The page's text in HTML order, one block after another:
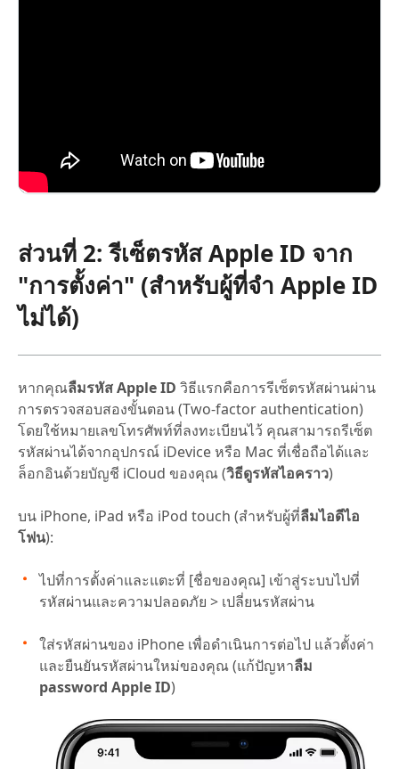
ส่วนที่ 2: รีเซ็ตรหัส Apple ID จาก
"การตั้งค่า" (สำหรับผู้ที่จํา Apple ID
ไม่ได้)
หากคุณลืมรหัส Apple ID วิธีแรกคือการรีเซ็ตรหัสผ่านผ่าน
การตรวจสอบสองขั้นตอน (Two-factor authentication)
โดยใช้หมายเลขโทรศัพท์ที่ลงทะเบียนไว้ คุณสามารถรีเซ็ต
รหัสผ่านได้จากอุปกรณ์ iDevice หรือ Mac ที่เชื่อถือได้และ
ล็อกอินด้วยบัญชี iCloud ของคุณ (วิธีดูรหัสไอคราว)
บน iPhone, iPad หรือ iPod touch (สำหรับผู้ที่ลืมไอดีไอ
โฟน):
ไปที่การตั้งค่าและแตะที่ [ชื่อของคุณ] เข้าสู่ระบบไปที่
รหัสผ่านและความปลอดภัย > เปลี่ยนรหัสผ่าน
ใส่รหัสผ่านของ iPhone เพื่อดำเนินการต่อไป แล้วตั้งค่า
และยืนยันรหัสผ่านใหม่ของคุณ (แก้ปัญหาลืม
password Apple ID)